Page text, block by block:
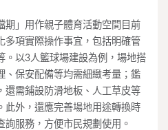
期」用作親子體育活動空間目前
多項實際操作事宜，包括明確管
。以3人籃球場建設為例，場地搭
、保安配備等均需細緻考量；鑑
還需鋪設防滑地板、人工草皮等
此外，還應完善場地用途轉換時
詢服務，方便市民規劃使用。